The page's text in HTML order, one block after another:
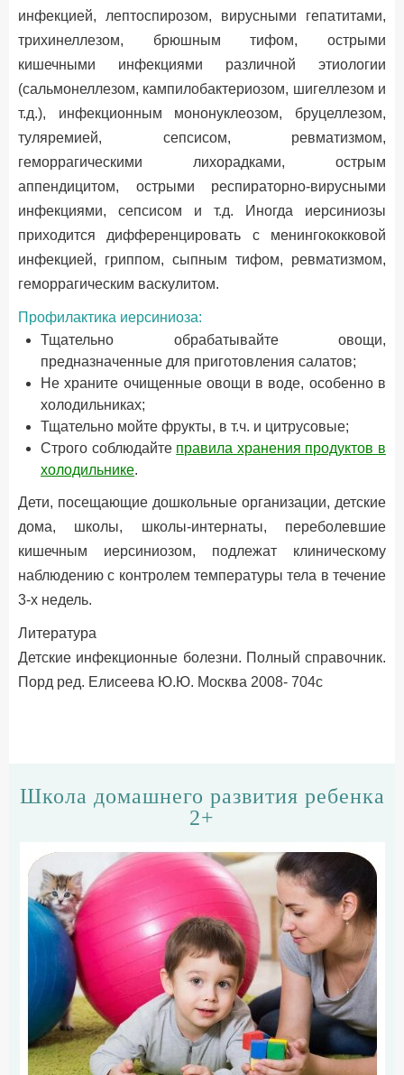
инфекцией, лептоспирозом, вирусными гепатитами,
трихинеллезом, брюшным тифом, острыми
кишечными инфекциями различной этиологии
(сальмонеллезом, кампилобактериозом, шигеллезом и
т.д.), инфекционным мононуклеозом, бруцеллезом,
туляремией, сепсисом, ревматизмом,
геморрагическими лихорадками, острым
аппендицитом, острыми респираторно-вирусными
инфекциями, сепсисом и т.д. Иногда иерсиниозы
приходится дифференцировать с менингококковой
инфекцией, гриппом, сыпным тифом, ревматизмом,
геморрагическим васкулитом.
Профилактика иерсиниоза:
Тщательно обрабатывайте овощи,
предназначенные для приготовления салатов;
Не храните очищенные овощи в воде, особенно в
холодильниках;
Тщательно мойте фрукты, в т.ч. и цитрусовые;
Строго соблюдайте правила хранения продуктов в
холодильнике.
Дети, посещающие дошкольные организации, детские
дома, школы, школы-интернаты, переболевшие
кишечным иерсиниозом, подлежат клиническому
наблюдению с контролем температуры тела в течение
3-х недель.
Литература
Детские инфекционные болезни. Полный справочник.
Порд ред. Елисеева Ю.Ю. Москва 2008- 704с
Школа домашнего развития ребенка
2+